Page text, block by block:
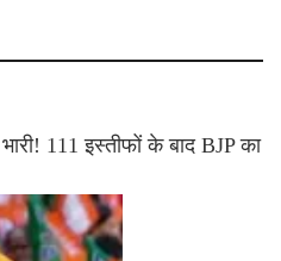
111 इस्तीफों के बाद BJP का